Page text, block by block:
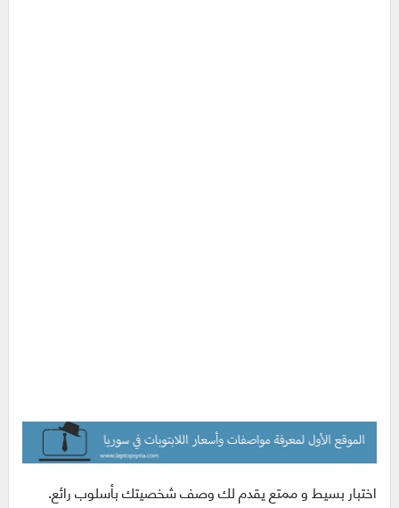
اختبار بسيط و ممتع يقدم لك وصف شخصيتك بأسلوب رائع.